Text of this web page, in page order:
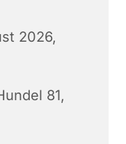
2026,
81,